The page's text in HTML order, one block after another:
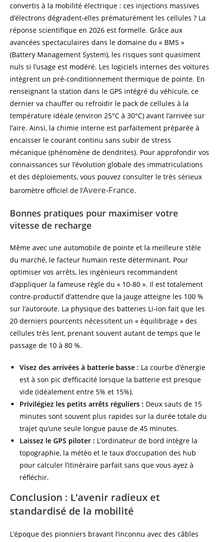
convertis à la mobilité électrique : ces injections massives
d’électrons dégradent-elles prématurément les cellules ? La
réponse scientifique en 2026 est formelle. Grâce aux
avancées spectaculaires dans le domaine du « BMS »
(Battery Management System), les risques sont quasiment
nuls si l’usage est modéré. Les logiciels internes des voitures
intègrent un pré-conditionnement thermique de pointe. En
renseignant la station dans le GPS intégré du véhicule, ce
dernier va chauffer ou refroidir le pack de cellules à la
température idéale (environ 25°C à 30°C) avant l’arrivée sur
l’aire. Ainsi, la chimie interne est parfaitement préparée à
encaisser le courant continu sans subir de stress
mécanique (phénomène de dendrites). Pour approfondir vos
connaissances sur l’évolution globale des immatriculations
et des déploiements, vous pouvez consulter le très sérieux
baromètre officiel de l’Avere-France.
Bonnes pratiques pour maximiser votre
vitesse de recharge
Même avec une automobile de pointe et la meilleure stèle
du marché, le facteur humain reste déterminant. Pour
optimiser vos arrêts, les ingénieurs recommandent
d’appliquer la fameuse règle du « 10-80 ». Il est totalement
contre-productif d’attendre que la jauge atteigne les 100 %
sur l’autoroute. La physique des batteries Li-ion fait que les
20 derniers pourcents nécessitent un « équilibrage » des
cellules très lent, prenant souvent autant de temps que le
passage de 10 à 80 %.
Visez des arrivées à batterie basse : La courbe d’énergie
est à son pic d’efficacité lorsque la batterie est presque
vide (idéalement entre 5% et 15%).
Privilégiez les petits arrêts réguliers : Deux sauts de 15
minutes sont souvent plus rapides sur la durée totale du
trajet qu’une seule longue pause de 45 minutes.
Laissez le GPS piloter : L’ordinateur de bord intègre la
topographie, la météo et le taux d’occupation des hub
pour calculer l’itinéraire parfait sans que vous ayez à
réfléchir.
Conclusion : L’avenir radieux et
standardisé de la mobilité
L’époque des pionniers bravant l’inconnu avec des câbles